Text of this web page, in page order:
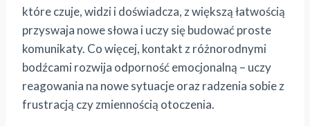
które czuje, widzi i doświadcza, z większą łatwością
przyswaja nowe słowa i uczy się budować proste
komunikaty. Co więcej, kontakt z różnorodnymi
bodźcami rozwija odporność emocjonalną – uczy
reagowania na nowe sytuacje oraz radzenia sobie z
frustracją czy zmiennością otoczenia.